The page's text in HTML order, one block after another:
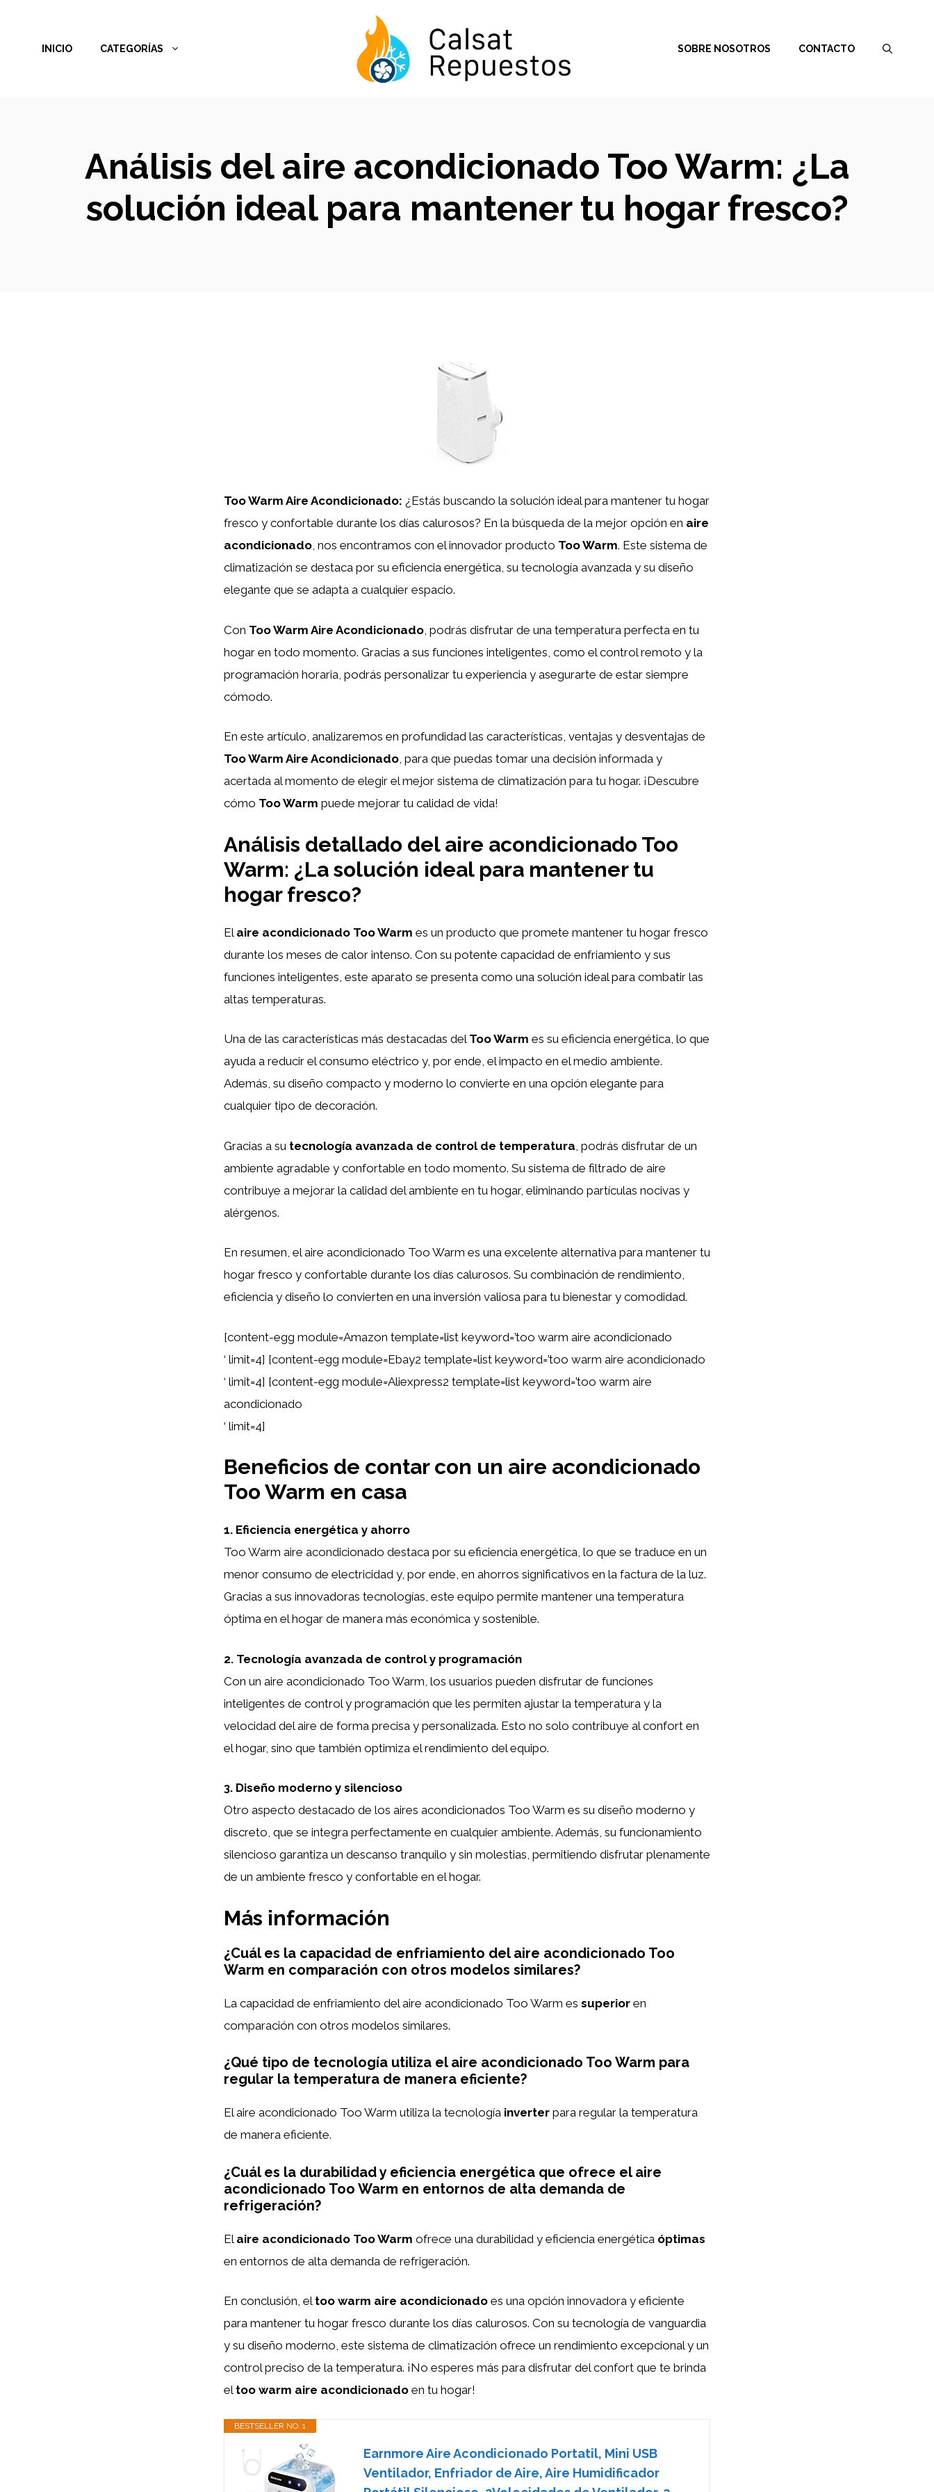
contenidoINICIO CATEGORÍAS SOBRE NOSOTROS CONTACTO
Análisis del aire acondicionado Too Warm: ¿La
solución ideal para mantener tu hogar fresco?
Too Warm Aire Acondicionado: ¿Estás buscando la solución ideal para mantener tu hogar
fresco y confortable durante los días calurosos? En la búsqueda de la mejor opción en aire
acondicionado, nos encontramos con el innovador producto Too Warm. Este sistema de
climatización se destaca por su eficiencia energética, su tecnología avanzada y su diseño
elegante que se adapta a cualquier espacio.
Con Too Warm Aire Acondicionado , podrás disfrutar de una temperatura perfecta en tu
hogar en todo momento. Gracias a sus funciones inteligentes, como el control remoto y la
programación horaria, podrás personalizar tu experiencia y asegurarte de estar siempre
cómodo.
En este artículo, analizaremos en profundidad las características, ventajas y desventajas de
Too Warm Aire Acondicionado, para que puedas tomar una decisión informada y
acertada al momento de elegir el mejor sistema de climatización para tu hogar. ¡Descubre
cómo Too Warm puede mejorar tu calidad de vida!
Análisis detallado del aire acondicionado Too
Warm: ¿La solución ideal para mantener tu
hogar fresco?
El aire acondicionado Too Warm es un producto que promete mantener tu hogar fresco
durante los meses de calor intenso. Con su potente capacidad de enfriamiento y sus
funciones inteligentes, este aparato se presenta como una solución ideal para combatir las
altas temperaturas.
Una de las características más destacadas del Too Warm es su eficiencia energética, lo que
ayuda a reducir el consumo eléctrico y, por ende, el impacto en el medio ambiente.
Además, su diseño compacto y moderno lo convierte en una opción elegante para
cualquier tipo de decoración.
Gracias a su tecnología avanzada de control de temperatura , podrás disfrutar de un
ambiente agradable y confortable en todo momento. Su sistema de filtrado de aire
contribuye a mejorar la calidad del ambiente en tu hogar, eliminando partículas nocivas y
alérgenos.
En resumen, el aire acondicionado Too Warm es una excelente alternativa para mantener tu
hogar fresco y confortable durante los días calurosos. Su combinación de rendimiento,
eficiencia y diseño lo convierten en una inversión valiosa para tu bienestar y comodidad.
[content-egg module=Amazon template=list keyword=’too warm aire acondicionado
‘ limit=4] [content-egg module=Ebay2 template=list keyword=’too warm aire acondicionado
‘ limit=4] [content-egg module=Aliexpress2 template=list keyword=’too warm aire
acondicionado
‘ limit=4]
Beneficios de contar con un aire acondicionado
Too Warm en casa
1. Eficiencia energética y ahorro
Too Warm aire acondicionado destaca por su eficiencia energética, lo que se traduce en un
menor consumo de electricidad y, por ende, en ahorros significativos en la factura de la luz.
Gracias a sus innovadoras tecnologías, este equipo permite mantener una temperatura
óptima en el hogar de manera más económica y sostenible.
2. Tecnología avanzada de control y programación
Con un aire acondicionado Too Warm, los usuarios pueden disfrutar de funciones
inteligentes de control y programación que les permiten ajustar la temperatura y la
velocidad del aire de forma precisa y personalizada. Esto no solo contribuye al confort en
el hogar, sino que también optimiza el rendimiento del equipo.
3. Diseño moderno y silencioso
Otro aspecto destacado de los aires acondicionados Too Warm es su diseño moderno y
discreto, que se integra perfectamente en cualquier ambiente. Además, su funcionamiento
silencioso garantiza un descanso tranquilo y sin molestias, permitiendo disfrutar plenamente
de un ambiente fresco y confortable en el hogar.
Más información
¿Cuál es la capacidad de enfriamiento del aire acondicionado Too
Warm en comparación con otros modelos similares?
La capacidad de enfriamiento del aire acondicionado Too Warm es superior en
comparación con otros modelos similares.
¿Qué tipo de tecnología utiliza el aire acondicionado Too Warm para
regular la temperatura de manera eficiente?
El aire acondicionado Too Warm utiliza la tecnología inverter para regular la temperatura
de manera eficiente.
¿Cuál es la durabilidad y eficiencia energética que ofrece el aire
acondicionado Too Warm en entornos de alta demanda de
refrigeración?
El aire acondicionado Too Warm ofrece una durabilidad y eficiencia energética óptimas
en entornos de alta demanda de refrigeración.
En conclusión, el too warm aire acondicionado es una opción innovadora y eficiente
para mantener tu hogar fresco durante los días calurosos. Con su tecnología de vanguardia
y su diseño moderno, este sistema de climatización ofrece un rendimiento excepcional y un
control preciso de la temperatura. ¡No esperes más para disfrutar del confort que te brinda
el too warm aire acondicionado en tu hogar!
BESTSELLER NO. 1
Earnmore Aire Acondicionado Portatil, Mini USB
Ventilador, Enfriador de Aire, Aire Humidificador